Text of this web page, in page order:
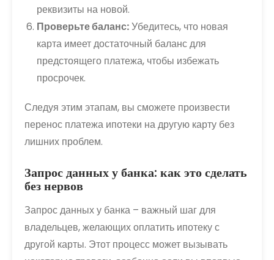
реквизиты на новой.
Проверьте баланс:Убедитесь, что новая
карта имеет достаточный баланс для
предстоящего платежа, чтобы избежать
просрочек.
Следуя этим этапам, вы сможете произвести
перенос платежа ипотеки на другую карту без
лишних проблем.
Запрос данных у банка: как это сделать
без нервов
Запрос данных у банка – важный шаг для
владельцев, желающих оплатить ипотеку с
другой карты. Этот процесс может вызывать